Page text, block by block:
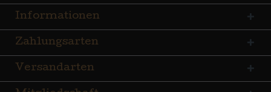
Informationen
Zahlungsarten
Versandarten